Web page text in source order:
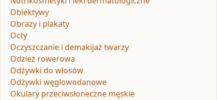
Obiektywy
Obrazy i plakaty
Octy
Oczyszczanie i demakijaż twarzy
Odzież rowerowa
Odżywki do włosów
Odżywki węglowodanowe
Okulary przeciwsłoneczne męskie